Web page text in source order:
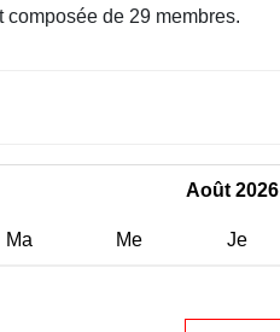
composée de 29 membres.
Août 2026
Ma Me Je